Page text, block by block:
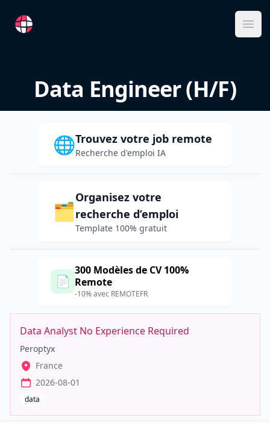
RemoteFR
Data Engineer (H/F)
🌐Trouvez votre job remote
Recherche d'emploi IA
🗂️
Organisez votre
recherche d’emploi
Template 100% gratuit
📄
300 Modèles de CV 100%
Remote
-10% avec REMOTEFR
Data Analyst No Experience Required
Peroptyx
France
2026-08-01
data